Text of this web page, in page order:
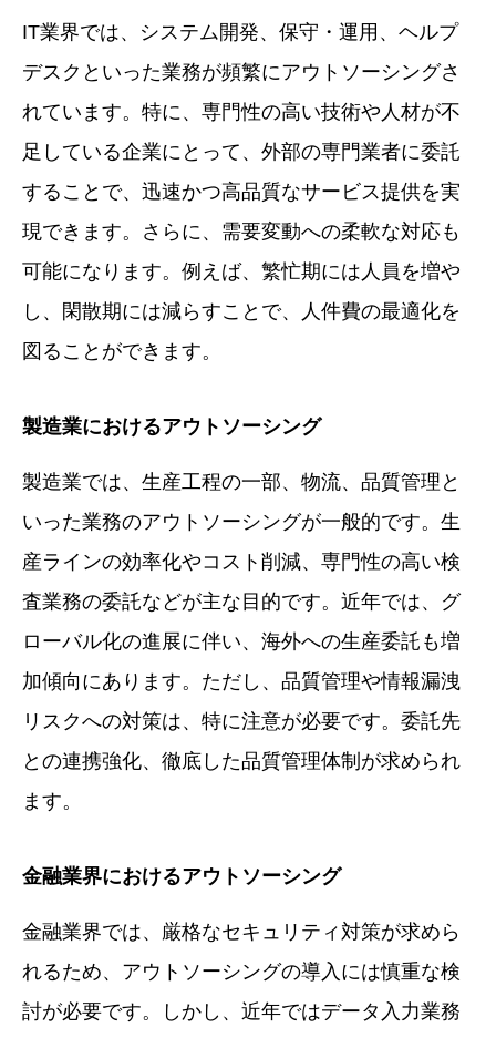
IT業界では、システム開発、保守・運用、ヘルプ
デスクといった業務が頻繁にアウトソーシングさ
れています。特に、専門性の高い技術や人材が不
足している企業にとって、外部の専門業者に委託
することで、迅速かつ高品質なサービス提供を実
現できます。さらに、需要変動への柔軟な対応も
可能になります。例えば、繁忙期には人員を増や
し、閑散期には減らすことで、人件費の最適化を
図ることができます。
製造業におけるアウトソーシング
製造業では、生産工程の一部、物流、品質管理と
いった業務のアウトソーシングが一般的です。生
産ラインの効率化やコスト削減、専門性の高い検
査業務の委託などが主な目的です。近年では、グ
ローバル化の進展に伴い、海外への生産委託も増
加傾向にあります。ただし、品質管理や情報漏洩
リスクへの対策は、特に注意が必要です。委託先
との連携強化、徹底した品質管理体制が求められ
ます。
金融業界におけるアウトソーシング
金融業界では、厳格なセキュリティ対策が求めら
れるため、アウトソーシングの導入には慎重な検
討が必要です。しかし、近年ではデータ入力業務